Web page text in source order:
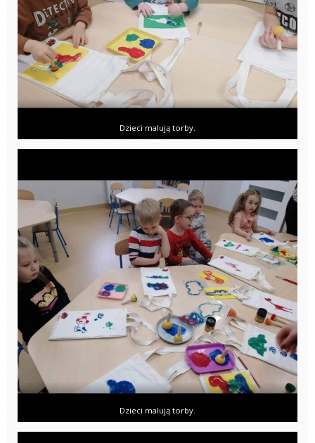
Dzieci malują torby.
Dzieci malują torby.